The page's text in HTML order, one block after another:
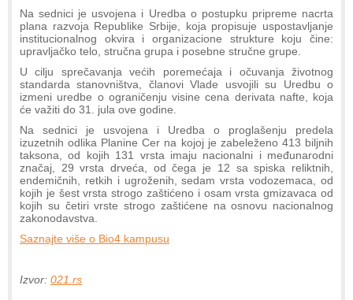
Na sednici je usvojena i Uredba o postupku pripreme nacrta
plana razvoja Republike Srbije, koja propisuje uspostavljanje
institucionalnog okvira i organizacione strukture koju čine:
upravljačko telo, stručna grupa i posebne stručne grupe.
U cilju sprečavanja većih poremećaja i očuvanja životnog
standarda stanovništva, članovi Vlade usvojili su Uredbu o
izmeni uredbe o ograničenju visine cena derivata nafte, koja
će važiti do 31. jula ove godine.
Na sednici je usvojena i Uredba o proglašenju predela
izuzetnih odlika Planine Cer na kojoj je zabeleženo 413 biljnih
taksona, od kojih 131 vrsta imaju nacionalni i međunarodni
značaj, 29 vrsta drveća, od čega je 12 sa spiska reliktnih,
endemičnih, retkih i ugroženih, sedam vrsta vodozemaca, od
kojih je šest vrsta strogo zaštićeno i osam vrsta gmizavaca od
kojih su četiri vrste strogo zaštićene na osnovu nacionalnog
zakonodavstva.
Saznajte više o Bio4 kampusu
Izvor: 021.rs